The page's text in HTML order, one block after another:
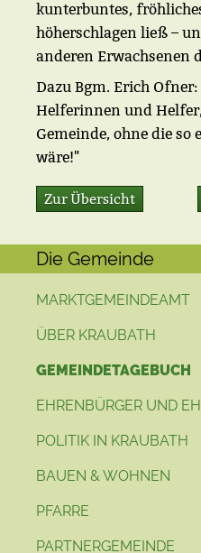
kunterbuntes,
höherschlagen ließ –
anderen Erwachsenen
Dazu Bgm. Erich
Helferinnen und
Gemeinde, ohne die
wäre!"
Zur Übersicht
Die Gemeinde
MARKTGEMEINDEAMT
ÜBER KRAUBATH
GEMEINDETAGEBUCH
EHRENBÜRGER UND
POLITIK IN KRAUBATH
BAUEN & WOHNEN
PFARRE
PARTNERGEMEINDE